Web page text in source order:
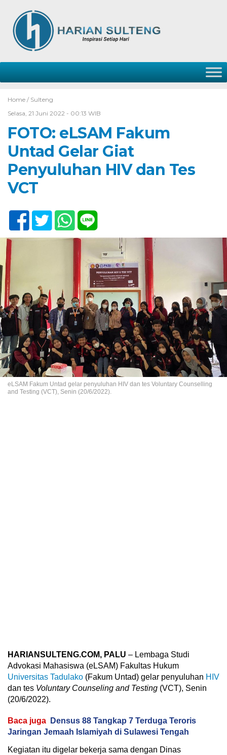
Home / Sulteng
Selasa, 21 Juni 2022 - 00:13 WIB
FOTO: eLSAM Fakum
Untad Gelar Giat
Penyuluhan HIV dan Tes
VCT
eLSAM Fakum Untad gelar penyuluhan HIV dan tes Voluntary Counselling
and Testing (VCT), Senin (20/6/2022).
HARIANSULTENG.COM, PALU – Lembaga Studi
Advokasi Mahasiswa (eLSAM) Fakultas Hukum
Universitas Tadulako (Fakum Untad) gelar penyuluhan HIV
dan tes Voluntary Counseling and Testing (VCT), Senin
(20/6/2022).
Baca juga
Densus 88 Tangkap 7 Terduga Teroris
Jaringan Jemaah Islamiyah di Sulawesi Tengah
Kegiatan itu digelar bekerja sama dengan Dinas